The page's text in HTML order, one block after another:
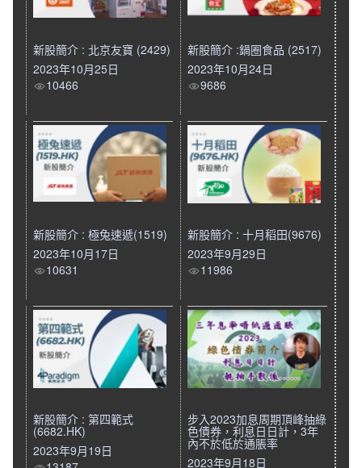
新股簡介 : 北京友寶 (2429)
2023年10月25日
10466
新股簡介 :鍋圈食品 (2517)
2023年10月24日
9686
新股簡介 : 極兔速遞(1519)
2023年10月17日
10631
新股簡介 : 十月稻田(9676)
2023年9月29日
11986
新股簡介 : 第四範式
(6682.HK)
2023年9月19日
步入2023加息周期頂峰抽綠
色債券，利息日日計，3年
內不於低於通脹率
2023年9月18日